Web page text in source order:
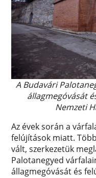
A Budavári
állagmegóvását
Nemzeti
Az évek során a
felújítások miatt.
vált, szerkezetük
Palotanegyed
állagmegóvását és